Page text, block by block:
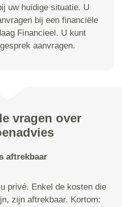
uw huidige situatie. U
bij een financiële
Financieel. U kunt
aanvragen.
vragen over
aftrekbaar
privé. Enkel de kosten die
zijn aftrekbaar. Kortom: